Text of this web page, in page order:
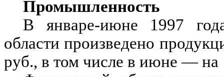
Промышленность
В январе-июне 1997
области произведено
руб., в том числе в июне — на